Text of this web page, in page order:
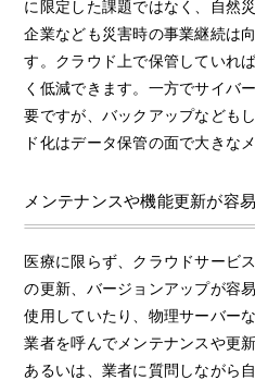
に限定した課題ではなく、自然
企業なども災害時の事業継続は
す。クラウド上で保管していれ
く低減できます。一方でサイバ
要ですが、バックアップなども
ド化はデータ保管の面で大きな
メンテナンスや機能更新が容
医療に限らず、クラウドサービ
の更新、バージョンアップが容
使用していたり、物理サーバー
業者を呼んでメンテナンスや更
あるいは、業者に質問しながら